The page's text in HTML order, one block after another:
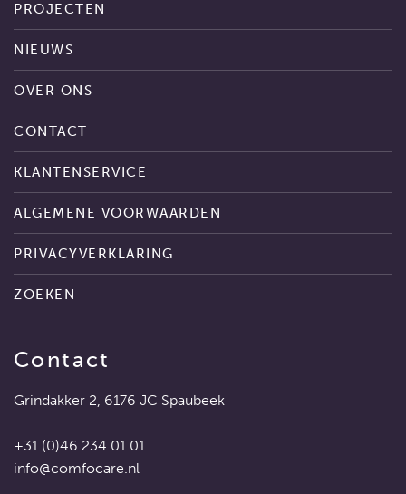
PROJECTEN
NIEUWS
OVER ONS
CONTACT
KLANTENSERVICE
ALGEMENE VOORWAARDEN
PRIVACYVERKLARING
ZOEKEN
Contact
Grindakker 2, 6176 JC Spaubeek
+31 (0)46 234 01 01
info@comfocare.nl